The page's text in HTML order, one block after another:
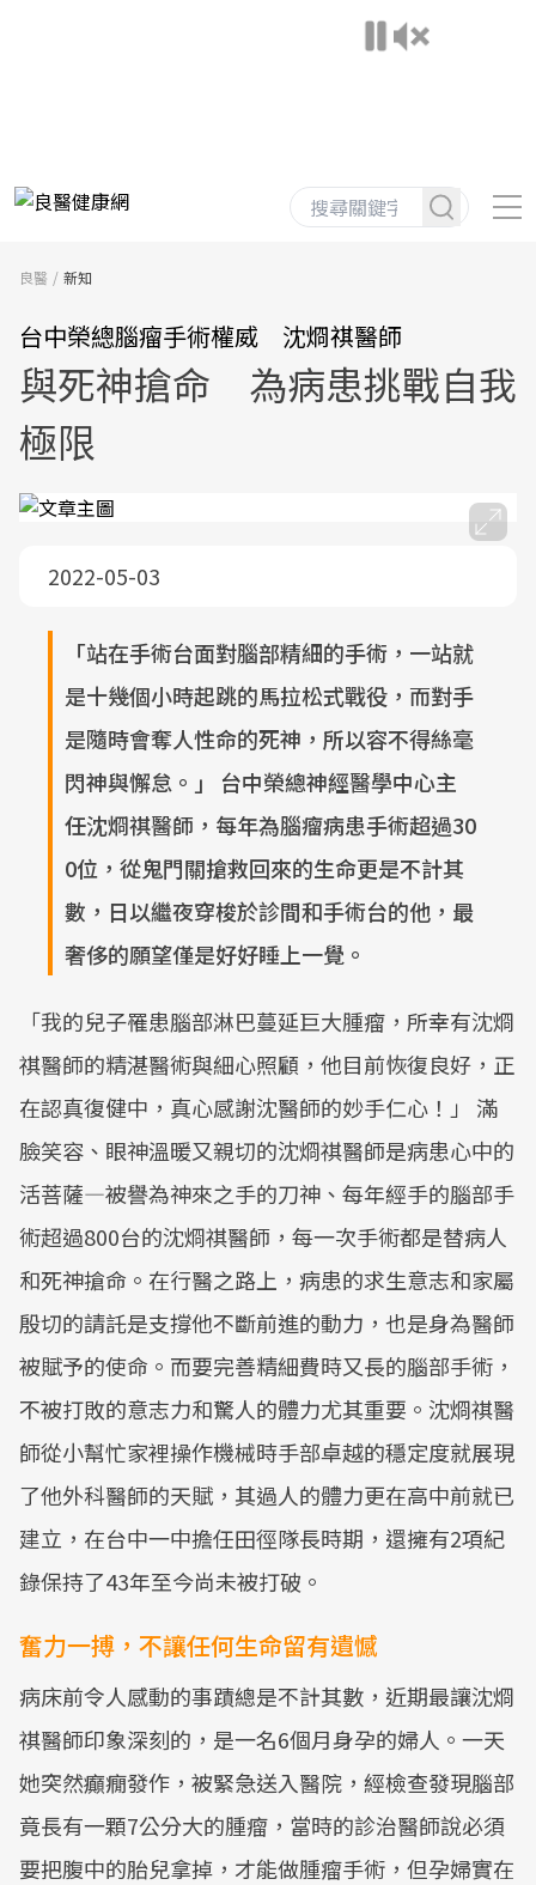
良醫 新知
台中榮總腦瘤手術權威 沈烱祺醫師
與死神搶命 為病患挑戰自我
極限
2022-05-03
「站在手術台面對腦部精細的手術，一站就
是十幾個小時起跳的馬拉松式戰役，而對手
是隨時會奪人性命的死神，所以容不得絲毫
閃神與懈怠。」 台中榮總神經醫學中心主
任沈烱祺醫師，每年為腦瘤病患手術超過30
0位，從鬼門關搶救回來的生命更是不計其
數，日以繼夜穿梭於診間和手術台的他，最
奢侈的願望僅是好好睡上一覺。
「我的兒子罹患腦部淋巴蔓延巨大腫瘤，所幸有沈烱
祺醫師的精湛醫術與細心照顧，他目前恢復良好，正
在認真復健中，真心感謝沈醫師的妙手仁心！」 滿
臉笑容、眼神溫暖又親切的沈烱祺醫師是病患心中的
活菩薩—被譽為神來之手的刀神、每年經手的腦部手
術超過800台的沈烱祺醫師，每一次手術都是替病人
和死神搶命。在行醫之路上，病患的求生意志和家屬
殷切的請託是支撐他不斷前進的動力，也是身為醫師
被賦予的使命。而要完善精細費時又長的腦部手術，
不被打敗的意志力和驚人的體力尤其重要。沈烱祺醫
師從小幫忙家裡操作機械時手部卓越的穩定度就展現
了他外科醫師的天賦，其過人的體力更在高中前就已
建立，在台中一中擔任田徑隊長時期，還擁有2項紀
錄保持了43年至今尚未被打破。
奮力一搏，不讓任何生命留有遺憾
病床前令人感動的事蹟總是不計其數，近期最讓沈烱
祺醫師印象深刻的，是一名6個月身孕的婦人。一天
她突然癲癇發作，被緊急送入醫院，經檢查發現腦部
竟長有一顆7公分大的腫瘤，當時的診治醫師說必須
要把腹中的胎兒拿掉，才能做腫瘤手術，但孕婦實在